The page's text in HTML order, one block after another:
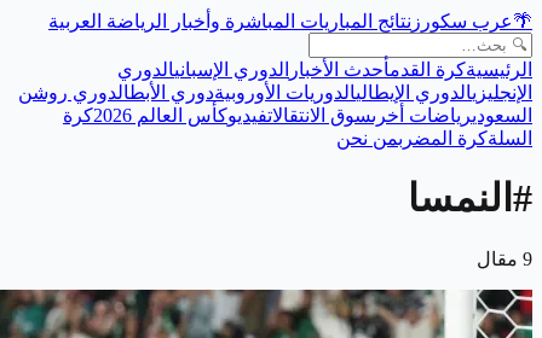
🌴عرب سكورز نتائج المباريات المباشرة وأخبار الرياضة العربية
الرئيسيةكرة القدمأحدث الأخبار الدوري الإسبانيالدوري
الإنجليزيالدوري الإيطاليالدوريات الأوروبيةدوري الأبطالدوري روشن
السعوديرياضات أخرىسوق الانتقالاتفيديوكأس العالم 2026
كرة
السلةكرة المضربمن نحن
# النمسا
9 مقال